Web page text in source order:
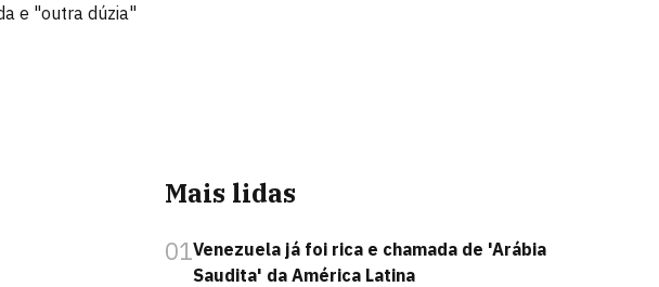
e "outra dúzia"
Mais lidas
01Venezuela já foi rica e chamada de 'Arábia
Saudita' da América Latina